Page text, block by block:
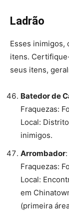
Ladrão
Esses inimigos,
itens.
seus itens,
Batedor de
Fraquezas:
Local:
inimigos.
Arrombador:
Fraquezas:
Local:
em
(primeira